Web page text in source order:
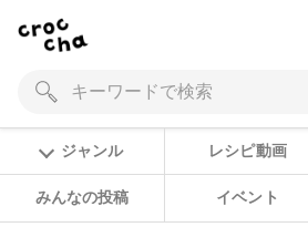
ジャンル レシピ動画
みんなの投稿 イベント